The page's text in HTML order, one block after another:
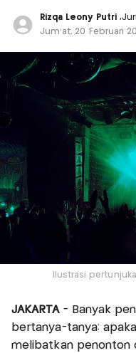
Rizqa Leony Putri ,
Jum'at, 20 Februari
Ilustrasi
JAKARTA- Banyak
bertanya-tanya:
melibatkan penonton